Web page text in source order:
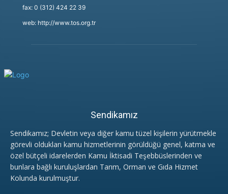
fax: 0 (312) 424 22 39
web: http://www.tos.org.tr
Sendikamız
Sendikamız; Devletin veya diğer kamu tüzel kişilerin yürütmekle
görevli oldukları kamu hizmetlerinin görüldüğü genel, katma ve
özel bütçeli idarelerden Kamu İktisadi Teşebbüslerinden ve
bunlara bağlı kuruluşlardan Tarım, Orman ve Gıda Hizmet
Kolunda kurulmuştur.